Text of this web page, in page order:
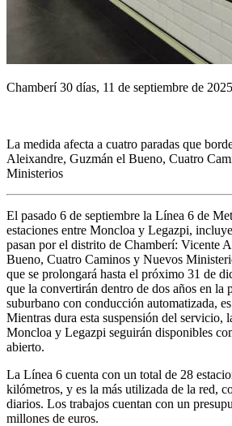
Chamberí 30 días, 11 de septiembre de 2025
La medida afecta a cuatro paradas que
Aleixandre, Guzmán el Bueno, Cuatro
Ministerios
El pasado 6 de septiembre la Línea 6 de
estaciones entre Moncloa y Legazpi,
pasan por el distrito de Chamberí: Vicente
Bueno, Cuatro Caminos y Nuevos
que se prolongará hasta el próximo 31 de
que la convertirán dentro de dos años en la
suburbano con conducción automatizada,
Mientras dura esta suspensión del servicio,
Moncloa y Legazpi seguirán disponibles
abierto.
La Línea 6 cuenta con un total de 28
kilómetros, y es la más utilizada de la red,
diarios. Los trabajos cuentan con un
millones de euros.